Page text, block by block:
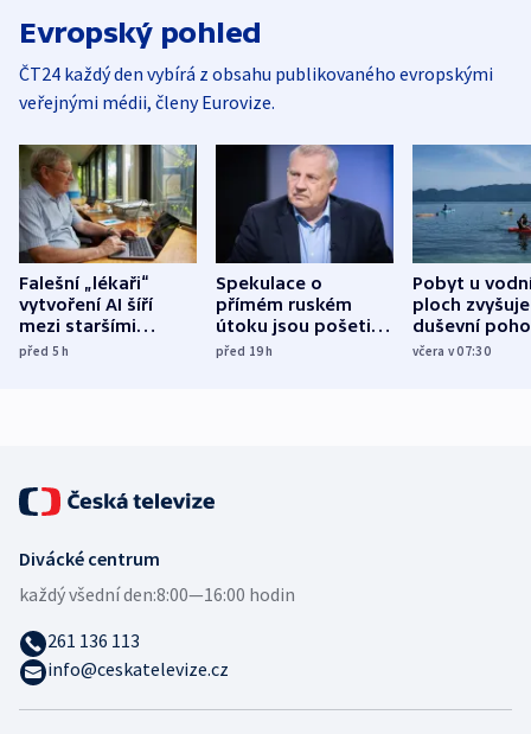
Evropský pohled
ČT24 každý den vybírá z obsahu publikovaného evropskými
veřejnými médii, členy Eurovize.
Falešní „lékaři“
vytvoření AI šíří
mezi staršími
Poláky nebezpečné
před 5h
Spekulace o
přímém ruském
útoku jsou pošetilé,
míní estonský
před 19h
Pobyt u
ploch zvyšuje
duševní
ukázala
včera v 07:30
Divácké centrum
každý všední den:8:00—16:00 hodin
261 136 113
info@ceskatelevize.cz